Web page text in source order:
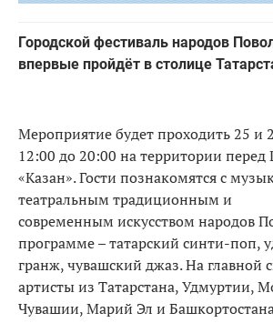
Городской фестиваль народов
впервые пройдёт в столице
Мероприятие будет проходить 25 и
12:00 до 20:00 на территории
«Казан». Гости познакомятся с
театральным традиционным и
современным искусством народов
программе – татарский синти-поп,
гранж, чувашский джаз. На главной
артисты из Татарстана, Удмуртии,
Чувашии, Марий Эл и